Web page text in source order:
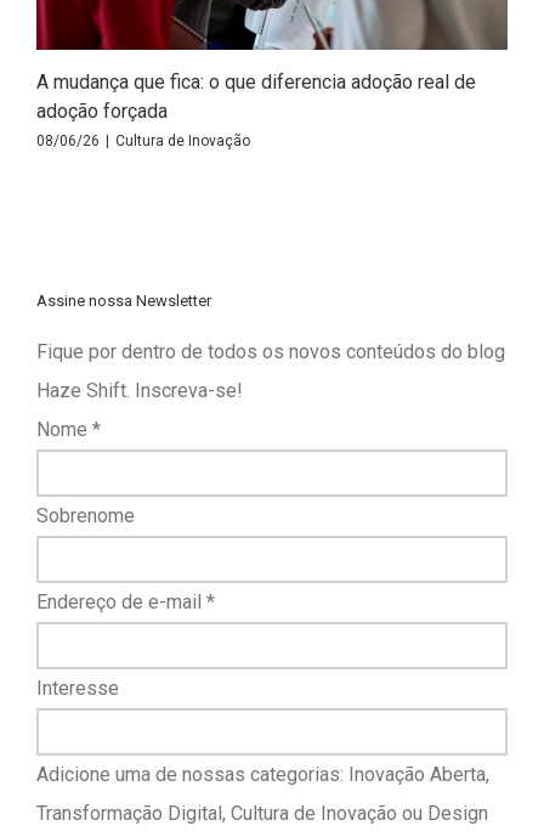
A mudança que fica: o que diferencia adoção real de
adoção forçada
08/06/26 Cultura de Inovação
Assine nossa Newsletter
Fique por dentro de todos os novos conteúdos do blog
Haze Shift. Inscreva-se!
Nome *
Sobrenome
Endereço de e-mail *
Interesse
Adicione uma de nossas categorias: Inovação Aberta,
Transformação Digital, Cultura de Inovação ou Design